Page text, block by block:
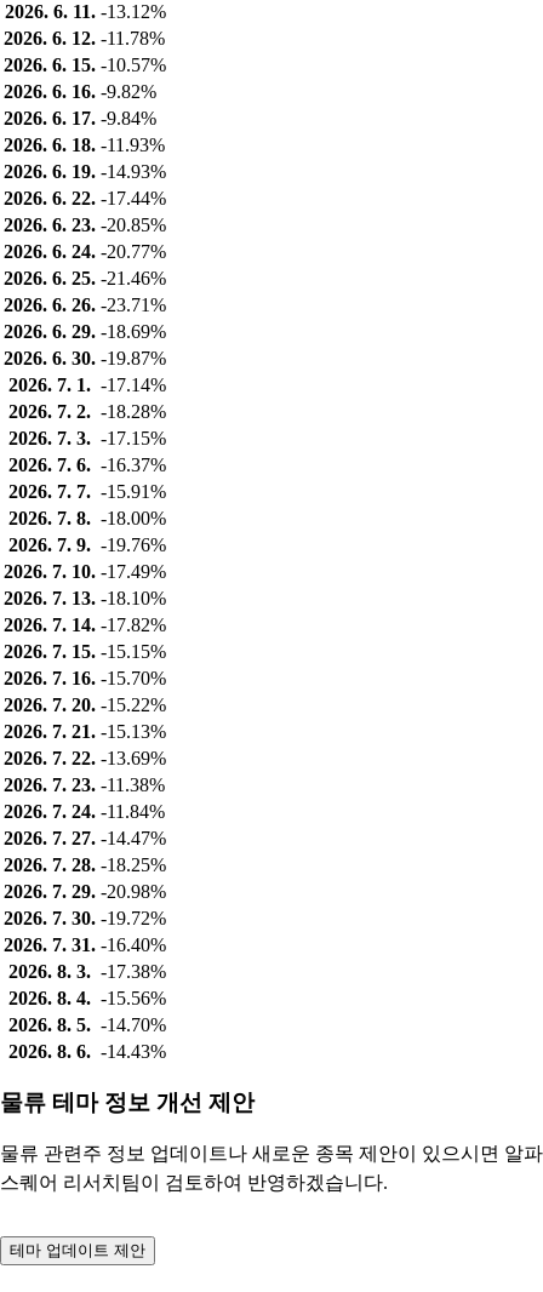
2026. 6. 11. -13.12%
2026. 6. 12. -11.78%
2026. 6. 15. -10.57%
2026. 6. 16. -9.82%
2026. 6. 17. -9.84%
2026. 6. 18. -11.93%
2026. 6. 19. -14.93%
2026. 6. 22. -17.44%
2026. 6. 23. -20.85%
2026. 6. 24. -20.77%
2026. 6. 25. -21.46%
2026. 6. 26. -23.71%
2026. 6. 29. -18.69%
2026. 6. 30. -19.87%
2026. 7. 1. -17.14%
2026. 7. 2. -18.28%
2026. 7. 3. -17.15%
2026. 7. 6. -16.37%
2026. 7. 7. -15.91%
2026. 7. 8. -18.00%
2026. 7. 9. -19.76%
2026. 7. 10. -17.49%
2026. 7. 13. -18.10%
2026. 7. 14. -17.82%
2026. 7. 15. -15.15%
2026. 7. 16. -15.70%
2026. 7. 20. -15.22%
2026. 7. 21. -15.13%
2026. 7. 22. -13.69%
2026. 7. 23. -11.38%
2026. 7. 24. -11.84%
2026. 7. 27. -14.47%
2026. 7. 28. -18.25%
2026. 7. 29. -20.98%
2026. 7. 30. -19.72%
2026. 7. 31. -16.40%
2026. 8. 3. -17.38%
2026. 8. 4. -15.56%
2026. 8. 5. -14.70%
2026. 8. 6. -14.43%
물류 테마 정보 개선 제안
물류 관련주 정보 업데이트나 새로운 종목 제안이 있으시면 알파
스퀘어 리서치팀이 검토하여 반영하겠습니다.
테마 업데이트 제안